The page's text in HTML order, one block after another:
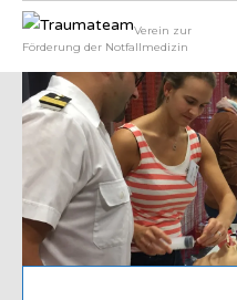
Verein zur
Förderung der Notfallmedizin